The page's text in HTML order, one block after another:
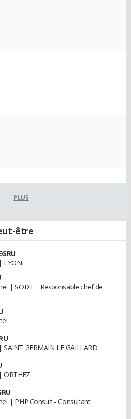
PLUS
être
LYON
| SODIF - Responsable chef de
GERMAIN LE GAILLARD
ORTHEZ
| PHP Consult - Consultant